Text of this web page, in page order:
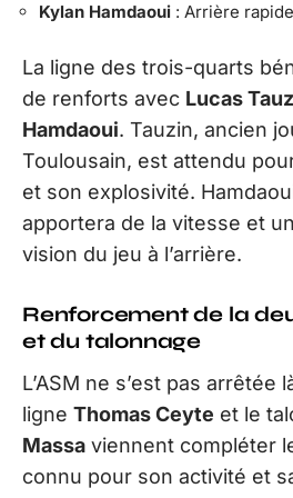
Kylan Hamdaoui : Arrière
La ligne des trois-quarts
de renforts avec Lucas
Hamdaoui. Tauzin, ancien
Toulousain, est attendu
et son explosivité.
apportera de la vitesse et
vision du jeu à l’arrière.
Renforcement de la
et du talonnage
L’ASM ne s’est pas arrêtée
ligne Thomas Ceyte et le
Massa viennent compléter
connu pour son activité et